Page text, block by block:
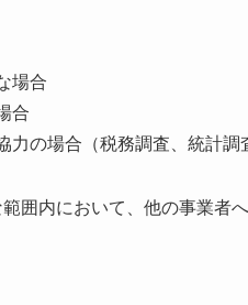
場合
合
の場合（税務調査、統計調
囲内において、他の事業者